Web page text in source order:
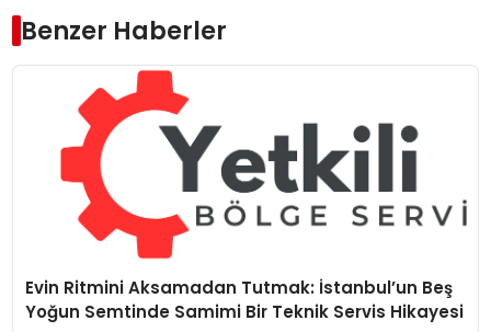
Benzer Haberler
Evin Ritmini Aksamadan Tutmak: İstanbul’un Beş
Yoğun Semtinde Samimi Bir Teknik Servis Hikayesi